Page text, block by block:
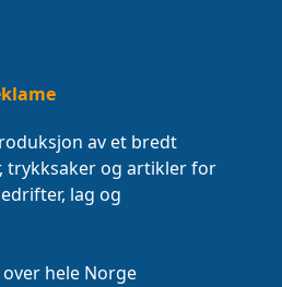
av et bredt
trykksaker og artikler for
lag og
hele Norge